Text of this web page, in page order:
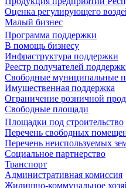
Оценка регулирующего
Малый бизнес
Программа поддержки
В помощь бизнесу
Инфраструктура поддержки
Реестр получателей
Свободные муниципальные
Имущественная поддержка
Ограничение розничной
Свободные площади
Площадки под строительство
Перечень свободных
Перечень неиспользуемых
Социальное партнерство
Транспорт
Административная комиссия
Жилищно-коммунальное